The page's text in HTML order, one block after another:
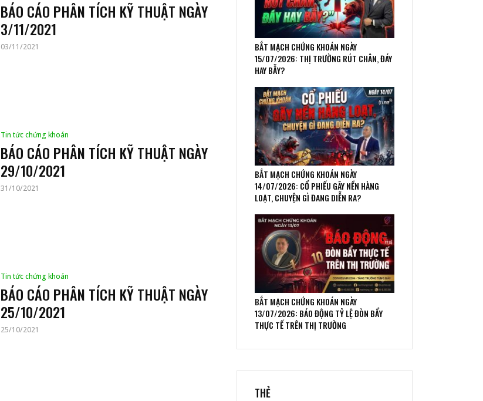
BÁO CÁO PHÂN TÍCH KỸ THUẬT NGÀY
3/11/2021
03/11/2021
Tin tức chứng khoán
BÁO CÁO PHÂN TÍCH KỸ THUẬT NGÀY
29/10/2021
31/10/2021
Tin tức chứng khoán
BÁO CÁO PHÂN TÍCH KỸ THUẬT NGÀY
25/10/2021
25/10/2021
BẮT MẠCH CHỨNG KHOÁN NGÀY
15/07/2026: THỊ TRƯỜNG RÚT CHÂN, ĐÁY
HAY BẪY?
BẮT MẠCH CHỨNG KHOÁN NGÀY
14/07/2026: CỔ PHIẾU GÃY NỀN HÀNG
LOẠT, CHUYỆN GÌ ĐANG DIỄN RA?
BẮT MẠCH CHỨNG KHOÁN NGÀY
13/07/2026: BÁO ĐỘNG TỶ LỆ ĐÒN BẨY
THỰC TẾ TRÊN THỊ TRƯỜNG
THẺ